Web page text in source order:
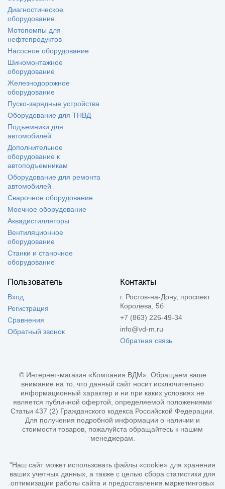
Диагностическое
оборудование.
Мотопомпы для
нефтепродуктов
Насосное оборудование
Шиномонтажное
оборудование
Железнодорожное
оборудование
Пуско-зарядные устройства
Оборудование для ТНВД
Подъемники для
автомобилей
Дополнительное
оборудование к
автоподъемникам
Оборудование для ремонта
автомобилей
Сварочное оборудование
Моечное оборудование
Аквадистилляторы
Вентиляционное
оборудование
Станки и станочное
оборудование
Пользователь
Вход
Регистрация
Сравнения
Обратный звонок
Контакты
г. Ростов-на-Дону, проспект
Королева, 5б
+7 (863) 226-49-34
info@vd-m.ru
Обратная связь
© Интернет-магазин «Компания ВДМ». Обращаем ваше
внимание на то, что данный сайт носит исключительно
информационный характер и ни при каких условиях не
является публичной офертой, определяемой положениями
Статьи 437 (2) Гражданского кодекса Российской Федерации.
Для получения подробной информации о наличии и
стоимости товаров, пожалуйста обращайтесь к нашим
менеджерам.
"Наш сайт может использовать файлы «cookie» для хранения
ваших учетных данных, а также с целью сбора статистики для
оптимизации работы сайта и предоставления маркетинговых